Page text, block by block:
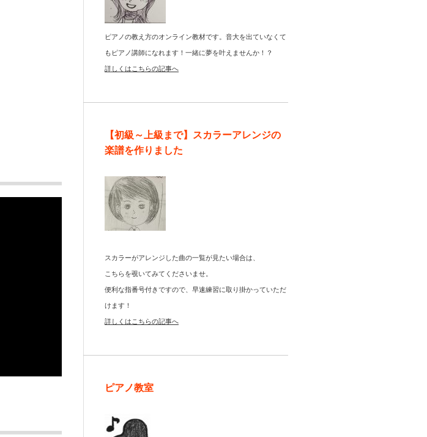
ピアノの教え方のオンライン教材です。音大を出ていなくて
もピアノ講師になれます！一緒に夢を叶えませんか！？
詳しくはこちらの記事へ
【初級～上級まで】スカラーアレンジの
楽譜を作りました
スカラーがアレンジした曲の一覧が見たい場合は、
こちらを覗いてみてくださいませ。
便利な指番号付きですので、早速練習に取り掛かっていただ
けます！
詳しくはこちらの記事へ
ピアノ教室